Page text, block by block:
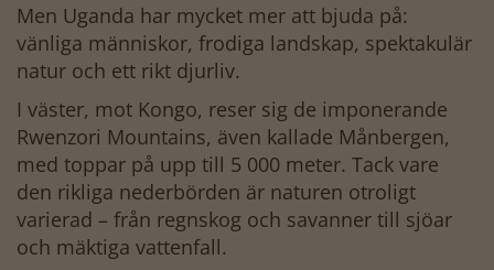
Men Uganda har mycket mer att bjuda på:
vänliga människor, frodiga landskap, spektakulär
natur och ett rikt djurliv.
I väster, mot Kongo, reser sig de imponerande
Rwenzori Mountains, även kallade Månbergen,
med toppar på upp till 5 000 meter. Tack vare
den rikliga nederbörden är naturen otroligt
varierad – från regnskog och savanner till sjöar
och mäktiga vattenfall.